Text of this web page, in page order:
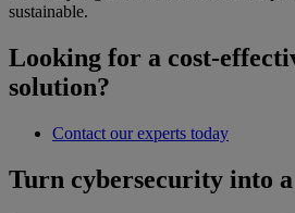
sustainable.
Looking for a cost-
solution?
Contact our experts today
Turn cybersecurity into